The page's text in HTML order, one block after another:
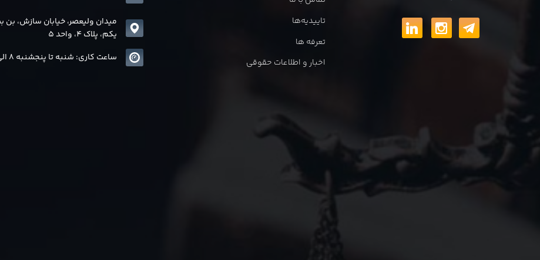
تاییدیه‌ها
تعرفه ها
اخبار و اطلاعات حقوقی
میدان ولیعصر، خیابان سازش، بن
یکم، پلاک 4، واحد 5
ساعت کاری: شنبه تا پنجشنبه 8 الی17